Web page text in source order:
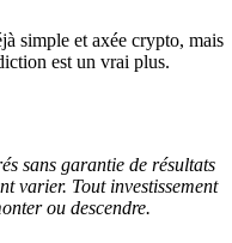
simple et axée crypto, mais
est un vrai plus.
sans garantie de résultats
varier. Tout investissement
ou descendre.